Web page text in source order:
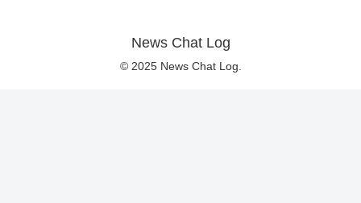
News Chat Log
© 2025 News Chat Log.